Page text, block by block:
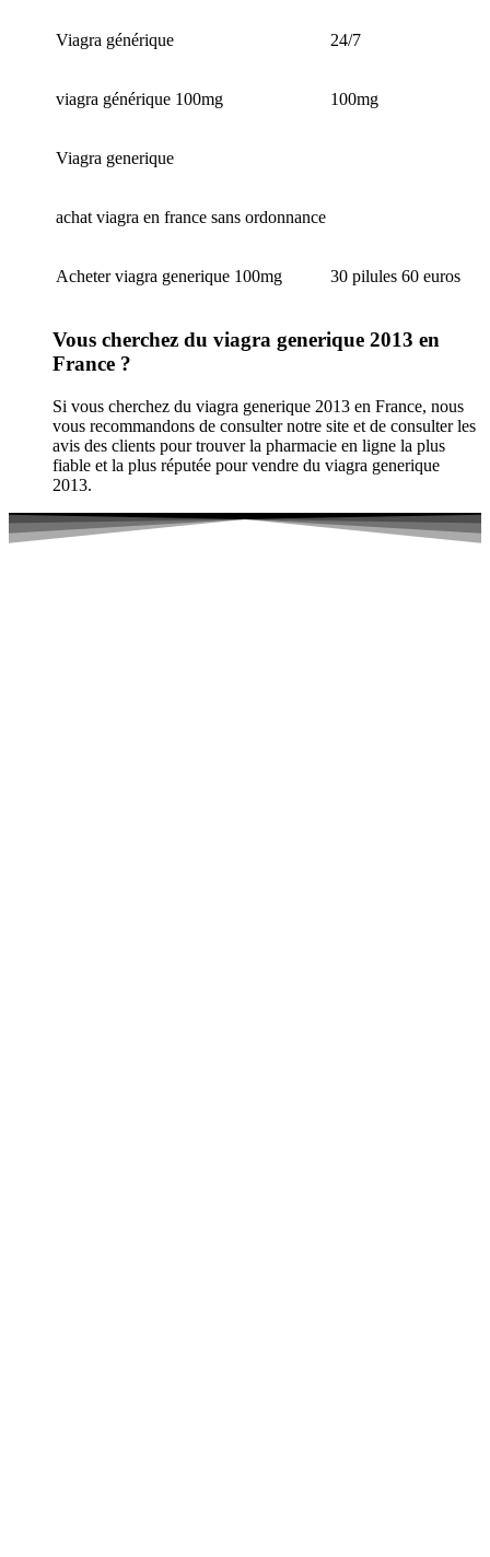
Viagra générique 24/7
viagra générique 100mg 100mg
Viagra generique
achat viagra en france sans ordonnance
Acheter viagra generique 100mg 30 pilules 60 euros
Vous cherchez du viagra generique 2013 en
France ?
Si vous cherchez du viagra generique 2013 en France, nous
vous recommandons de consulter notre site et de consulter les
avis des clients pour trouver la pharmacie en ligne la plus
fiable et la plus réputée pour vendre du viagra generique
2013.